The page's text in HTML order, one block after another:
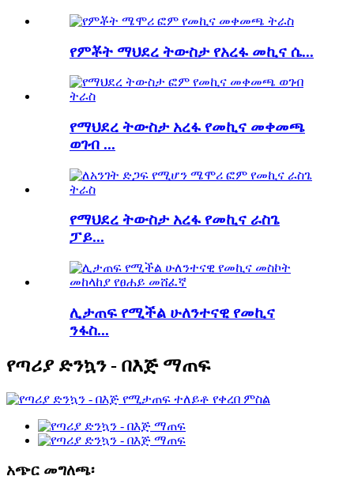
የምቾት ማህደረ ትውስታ የአረፋ መኪና ሴ...
የማህደረ ትውስታ አረፋ የመኪና መቀመጫ
ወገብ ...
የማህደረ ትውስታ አረፋ የመኪና ራስጌ
ፓይ...
ሊታጠፍ የሚችል ሁለንተናዊ የመኪና
ንፋስ...
የጣሪያ ድንኳን - በእጅ ማጠፍ
አጭር መግለጫ፡